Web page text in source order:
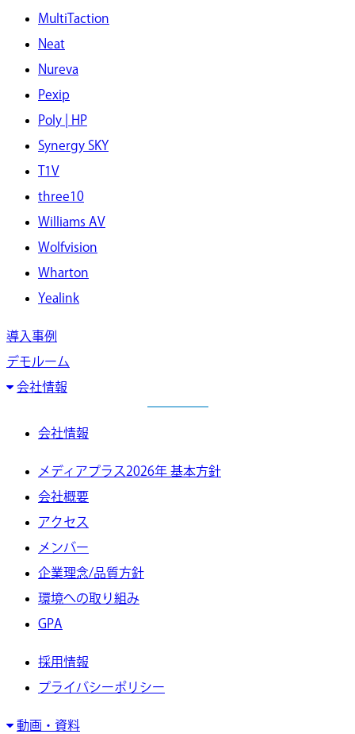
MultiTaction
Neat
Nureva
Pexip
Poly | HP
Synergy SKY
T1V
three10
Williams AV
Wolfvision
Wharton
Yealink
導入事例
デモルーム
会社情報
会社情報
メディアプラス2026年 基本方針
会社概要
アクセス
メンバー
企業理念/品質方針
環境への取り組み
GPA
採用情報
プライバシーポリシー
動画・資料